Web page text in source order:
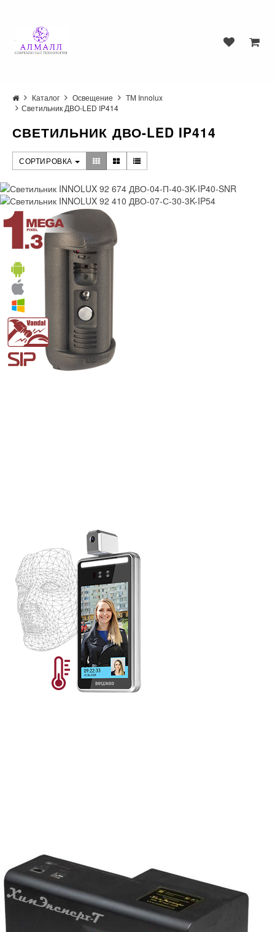
Каталог Освещение
ТМ Innolux
Светильник ДВО-LED IP414
СВЕТИЛЬНИК ДВО-LED IP414
СОРТИРОВКА